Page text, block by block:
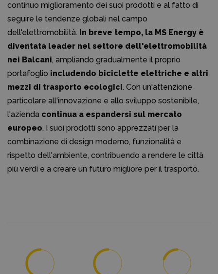
continuo miglioramento dei suoi prodotti e al fatto di
seguire le tendenze globali nel campo
dell'elettromobilità. In breve tempo, la MS Energy è
diventata leader nel settore dell'elettromobilità
nei Balcani, ampliando gradualmente il proprio
portafoglio includendo biciclette elettriche e altri
mezzi di trasporto ecologici. Con un'attenzione
particolare all'innovazione e allo sviluppo sostenibile,
l'azienda continua a espandersi sul mercato
europeo. I suoi prodotti sono apprezzati per la
combinazione di design moderno, funzionalità e
rispetto dell'ambiente, contribuendo a rendere le città
più verdi e a creare un futuro migliore per il trasporto.